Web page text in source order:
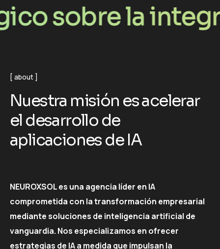
integración
about
Nuestra misión esacelerar
el desarrollo de
aplicaciones de IA
NEUROXSOL es una agencia líder en IA
comprometida con la transformación empresarial
mediante soluciones de inteligencia artificial de
vanguardia. Nos especializamos en ofrecer
estrategias de IA a medida que impulsan la